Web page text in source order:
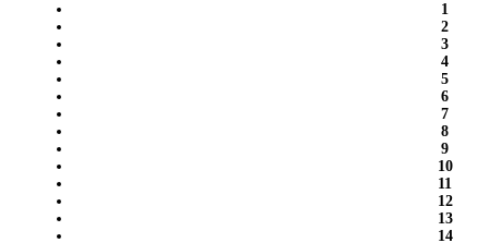
1
2
3
4
5
6
7
8
9
10
11
12
13
14